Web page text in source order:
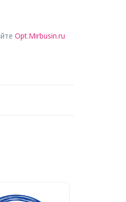
Opt.Mirbusin.ru